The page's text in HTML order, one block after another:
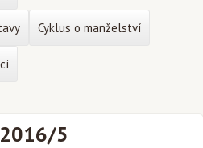
5
Cyklus o manželství